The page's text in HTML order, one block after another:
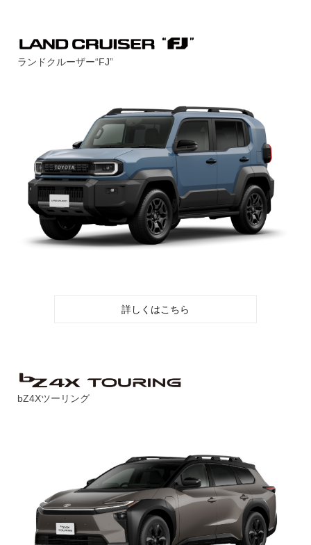
ランドクルーザー“FJ”
詳しくはこちら
bZ4Xツーリング